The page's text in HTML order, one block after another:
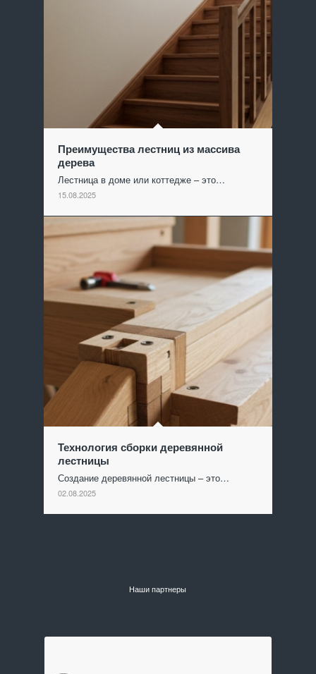
Преимущества лестниц из массива
дерева
Лестница в доме или коттедже – это…
15.08.2025
Технология сборки деревянной
лестницы
Создание деревянной лестницы – это…
02.08.2025
Наши партнеры